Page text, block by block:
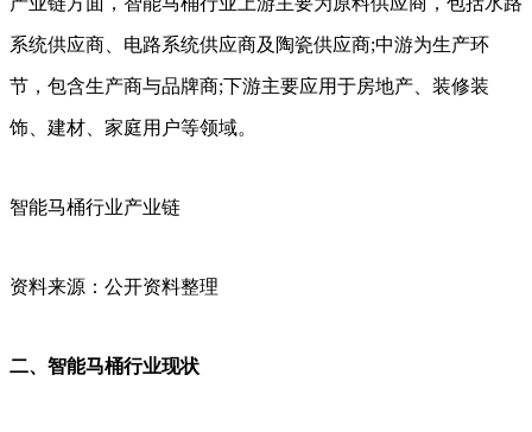
系统供应商、电路系统供应商及陶瓷供应商;中游为生产环
节，包含生产商与品牌商;下游主要应用于房地产、装修装
饰、建材、家庭用户等领域。
智能马桶行业产业链
资料来源：公开资料整理
二、智能马桶行业现状